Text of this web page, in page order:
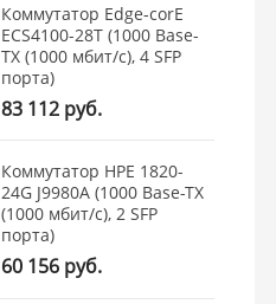
Коммутатор Edge-corE
ECS4100-28T (1000 Base-
TX (1000 мбит/с), 4 SFP
порта)
83 112 руб.
Коммутатор HPE 1820-
24G J9980A (1000 Base-TX
(1000 мбит/с), 2 SFP
порта)
60 156 руб.